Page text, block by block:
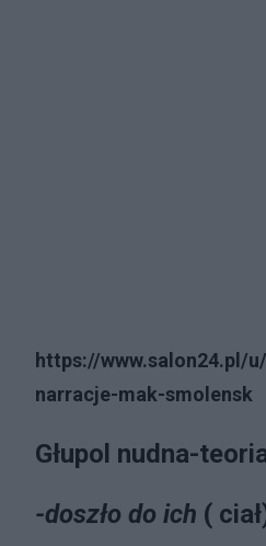
https://www.salon24.pl/
narracje-mak-smolensk
Głupol nudna-
-doszło do ich (